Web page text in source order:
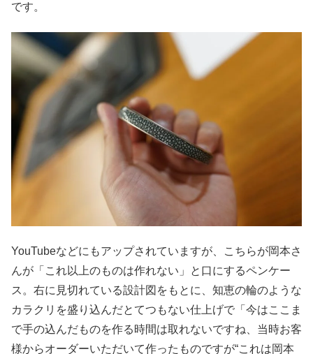
です。
YouTubeなどにもアップされていますが、こちらが岡本さ
んが「これ以上のものは作れない」と口にするペンケー
ス。右に見切れている設計図をもとに、知恵の輪のような
カラクリを盛り込んだとてつもない仕上げで「今はここま
で手の込んだものを作る時間は取れないですね、当時お客
様からオーダーいただいて作ったものですが“これは岡本